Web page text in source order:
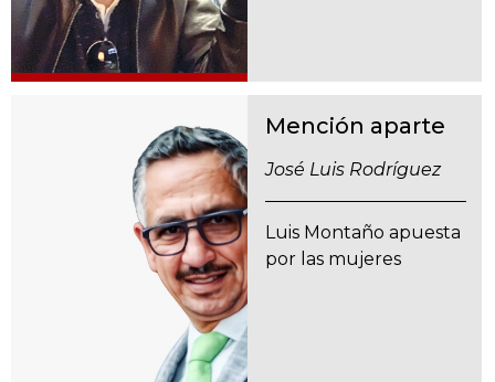
Mención aparte
José Luis Rodríguez
Luis Montaño apuesta
por las mujeres